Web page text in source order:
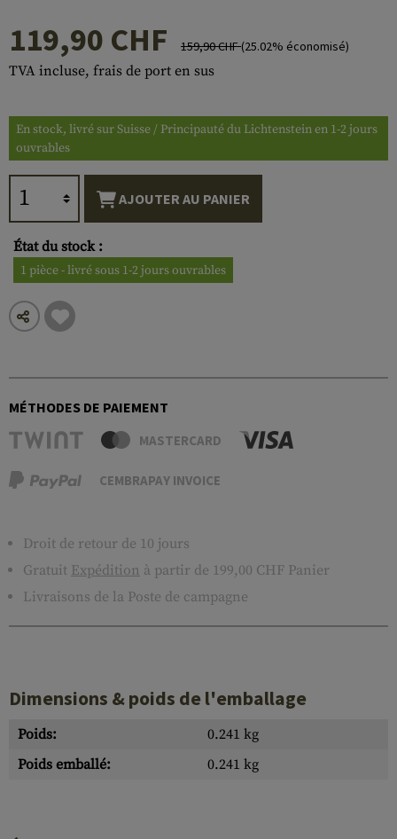
119,90 CHF 159,90 CHF(25.02% économisé)
TVA incluse, frais de port en sus
En stock, livré sur Suisse / Principauté du Lichtenstein en 1-2 jours
ouvrables
AJOUTER AU PANIER
État du stock :
1 pièce - livré sous 1-2 jours ouvrables
MÉTHODES DE PAIEMENT
MASTERCARD
CEMBRAPAY INVOICE
Droit de retour de 10 jours
Gratuit Expédition à partir de 199,00 CHF Panier
Livraisons de la Poste de campagne
Dimensions & poids de l'emballage
Poids:
0.241 kg
Poids emballé:
0.241 kg